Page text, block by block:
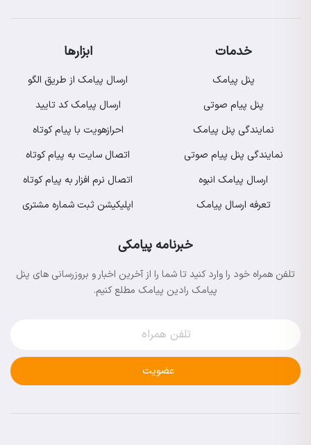
خدمات
پنل پیامک
پنل پیام صوتی
نمایندگی پنل پیامک
نمایندگی پنل پیام صوتی
ارسال پیامک انبوه
تعرفه ارسال پیامک
ابزارها
ارسال پیامک از طریق الگو
ارسال پیامک کد تایید
احرازهویت با پیام کوتاه
اتصال سایت به پیام کوتاه
اتصال نرم افزار به پیام کوتاه
اپلیکیشن ثبت شماره مشتری
خبرنامه پیامکی
تلفن همراه خود را وارد کنید تا شما را از آخرین اخبار و بروزرسانی های پنل
پیامک رادین پیامک مطلع کنیم.
عضویت